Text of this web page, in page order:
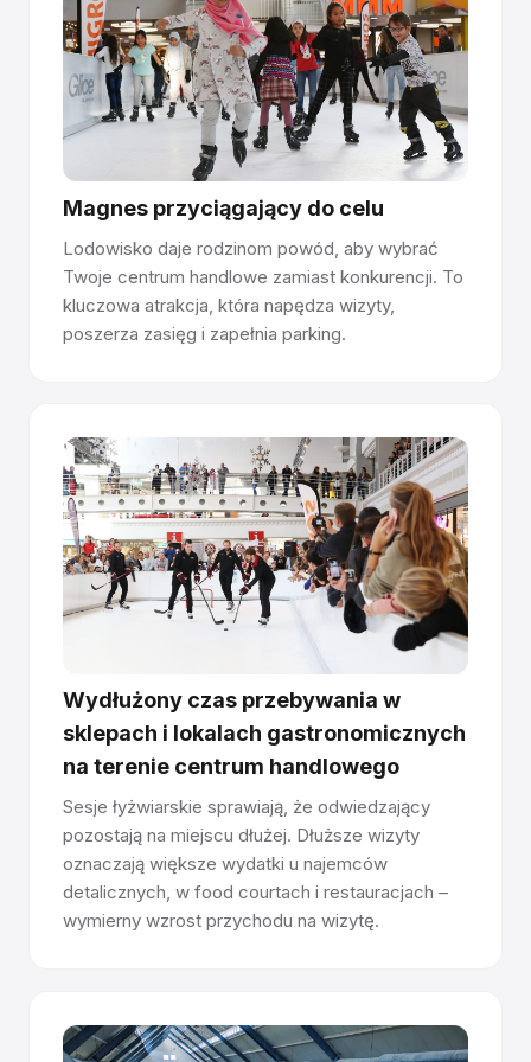
ostrza tworzą mikroskopijne rysy – im więcej jeździsz,
tym lepiej się ślizga.
Połączenie na pióro i wpust
Panele łączą się jak parkiet – precyzyjnie obrobione
złącza tworzą bezszwową powierzchnię. Spoiny są w
100% równe i niewyczuwalne pod stopą.
Zainstaluj w dowolnym miejscu, bez wymaganych
pozwoleń.
Panele układa się bezpośrednio na betonie, asfalcie,
Łatwe zarządzanie dzięki certyfikacji Rink
Manager.
Glice oferuje certyfikację Rink Manager, aby pomóc
Twojemu zespołowi w obsłudze i konserwacji lodowiska,
wspierając długoterminową jakość nawierzchni i
doskonałe wrażenia z jazdy na łyżwach.
Masz pytania o działanie syntetycznego lodu?
Porozmawiaj z naszym zespołem →
Magnes przyciągający do celu
Lodowisko daje rodzinom powód, aby wybrać
Twoje centrum handlowe zamiast konkurencji. To
kluczowa atrakcja, która napędza wizyty,
poszerza zasięg i zapełnia parking.
Wydłużony czas przebywania w
sklepach i lokalach gastronomicznych
na terenie centrum handlowego
Sesje łyżwiarskie sprawiają, że odwiedzający
pozostają na miejscu dłużej. Dłuższe wizyty
oznaczają większe wydatki u najemców
detalicznych, w food courtach i restauracjach –
wymierny wzrost przychodu na wizytę.